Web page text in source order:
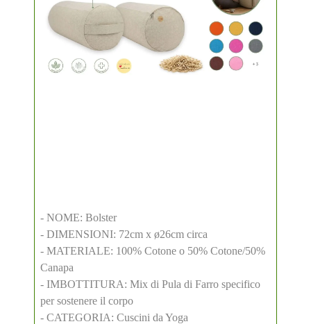
- NOME: Bolster
- DIMENSIONI: 72cm x ø26cm circa
- MATERIALE: 100% Cotone o 50% Cotone/50%
Canapa
- IMBOTTITURA: Mix di Pula di Farro specifico
per sostenere il corpo
- CATEGORIA: Cuscini da Yoga